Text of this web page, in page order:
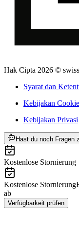
Hak Cipta 2026 ©
Syarat dan
Kebijakan Cookie
Kebijakan Privasi
Hast du noch Fragen
Kostenlose Stornierung
Kostenlose Stornierung
ab
Verfügbarkeit prüfen